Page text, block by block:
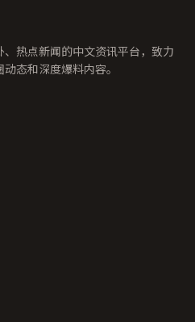
热点新闻的中文资讯平台，致力
态和深度爆料内容。